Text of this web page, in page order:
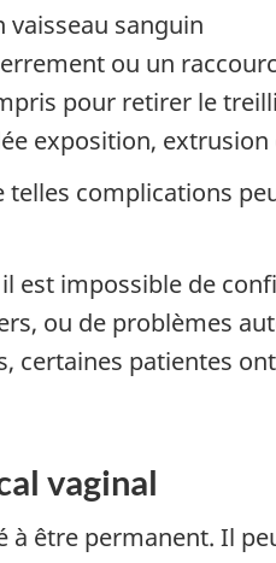
vaisseau sanguin
ou un
pour retirer le
exposition,
complications
est impossible de
ou de problèmes
certaines patientes
vaginal
à être permanent. Il